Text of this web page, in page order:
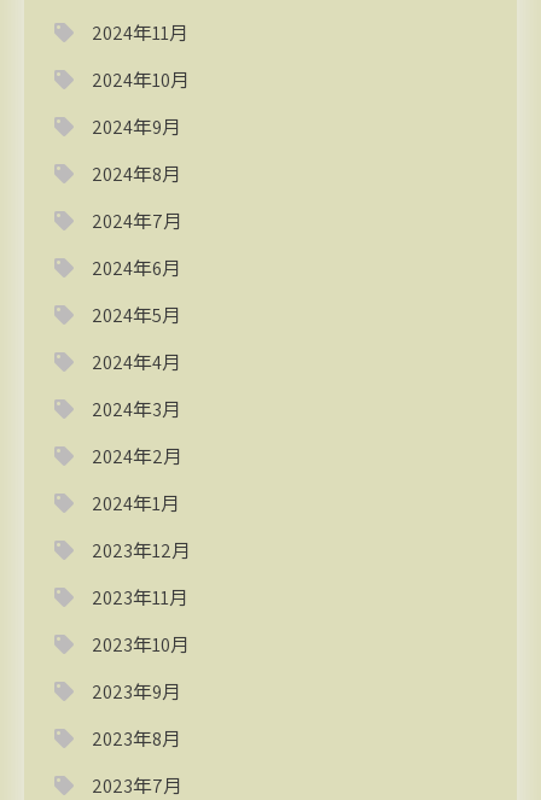
2024年11月
2024年10月
2024年9月
2024年8月
2024年7月
2024年6月
2024年5月
2024年4月
2024年3月
2024年2月
2024年1月
2023年12月
2023年11月
2023年10月
2023年9月
2023年8月
2023年7月